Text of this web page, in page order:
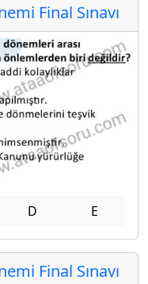
Final Sınavı
D E
Final Sınavı